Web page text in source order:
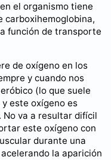
el organismo tiene
carboxihemoglobina,
función de transporte
de oxígeno en los
y cuando nos
(lo que suele
este oxígeno es
va a resultar difícil
este oxígeno con
durante una
la aparición